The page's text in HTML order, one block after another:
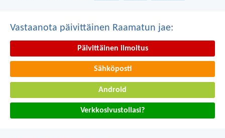
Vastaanota päivittäinen Raamatun jae:
Päivittäinen ilmoitus
Sähköposti
Android
Verkkosivustollasi?